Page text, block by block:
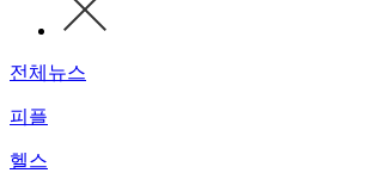
전체뉴스
피플
헬스